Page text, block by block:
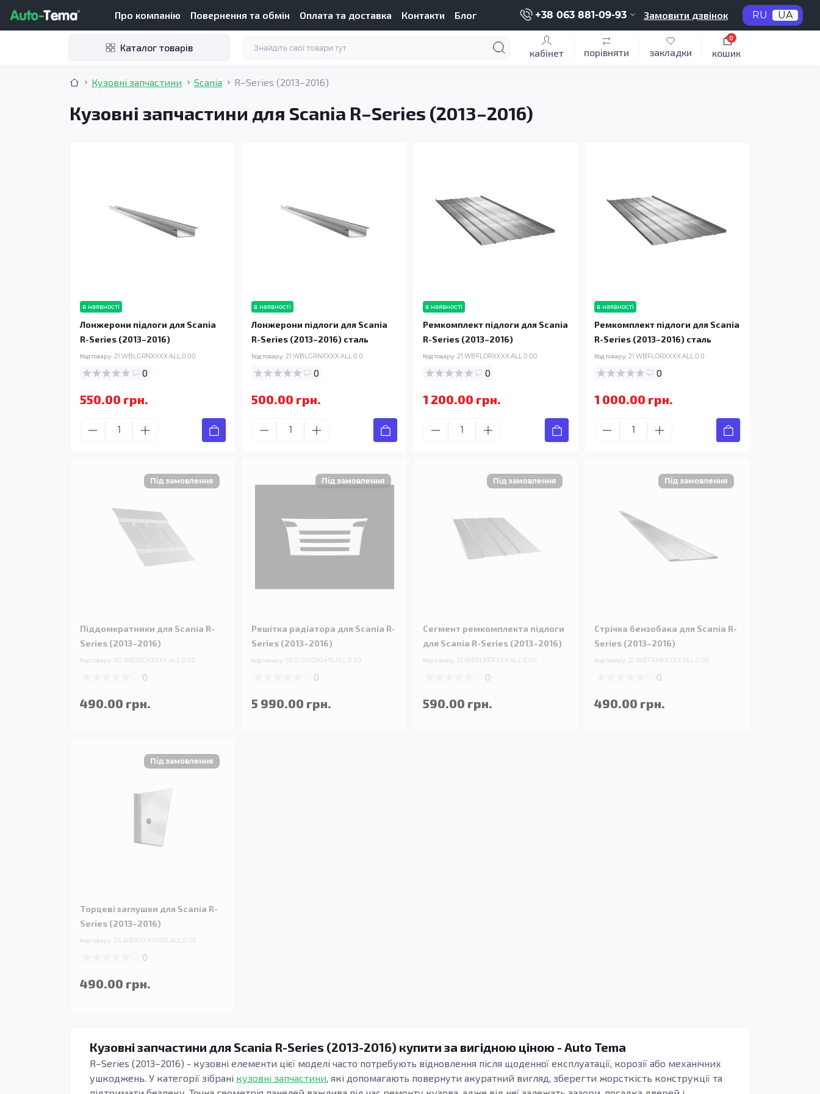
Про компанію Повернення та обмін Оплата та доставка Контакти Блог +38 063 881-09-93 Замовити дзвінок RU UA
Каталог товарів кабінет порівняти закладки кошик
0
Кузовні запчастини Scania R–Series (2013–2016)
Кузовні запчастини для Scania R–Series (2013–2016)
в наявності
Лонжерони підлоги для Scania
R-Series (2013–2016)
Код товару: 21.WBLGRNXXXX.ALL.0.00
0
550.00 грн.
в наявності
Лонжерони підлоги для Scania
R-Series (2013–2016) сталь
Код товару: 21.WBLGRNXXXX.ALL.0.0
0
500.00 грн.
в наявності
Ремкомплект підлоги для Scania
R-Series (2013–2016)
Код товару: 21.WBFLORXXXX.ALL.0.00
0
1 200.00 грн.
в наявності
Ремкомплект підлоги для Scania
R-Series (2013–2016) сталь
Код товару: 21.WBFLORXXXX.ALL.0.0
0
1 000.00 грн.
Піддомкратники для Scania R-
Series (2013–2016)
Код товару: 60.WBJACKXXXX.ALL.0.00
0
490.00 грн.
Решітка радіатора для Scania R-
Series (2013–2016)
Код товару: 56.SC000R0416.ALL.0.00
0
5 990.00 грн.
Сегмент ремкомплекта підлоги
для Scania R-Series (2013–2016)
Код товару: 21.WBFLRPXXXX.ALL.0.00
0
590.00 грн.
Стрічка бензобака для Scania R-
Series (2013–2016)
Код товару: 21.WBTANKXXXX.ALL.0.00
0
490.00 грн.
Торцеві заглушки для Scania R-
Series (2013–2016)
Код товару: 55.WBXXXX0000.ALL.0.00
0
490.00 грн.
Кузовні запчастини для Scania R-Series (2013-2016) купити за вигідною ціною - Auto Tema
R–Series (2013–2016) - кузовні елементи цієї моделі часто потребують відновлення після щоденної експлуатації, корозії або механічних
ушкоджень. У категорії зібрані кузовні запчастини, які допомагають повернути акуратний вигляд, зберегти жорсткість конструкції та